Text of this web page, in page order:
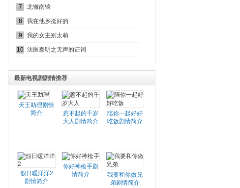
7 北辙南辕
8 我在他乡挺好的
9 我的女主别太萌
10 法医秦明之无声的证词
最新电视剧剧情推荐
天王助理剧情
简介
惹不起的千岁
大人剧情简介
陪你一起好好
吃饭剧情简介
假日暖洋洋2
剧情简介
你好神枪手剧
情简介
我要和你做兄
弟剧情简介